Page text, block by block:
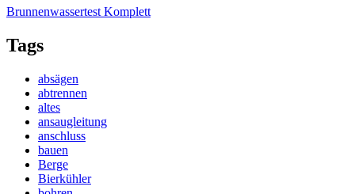
Brunnenwassertest Komplett
Tags
absägen
abtrennen
altes
ansaugleitung
anschluss
bauen
Berge
Bierkühler